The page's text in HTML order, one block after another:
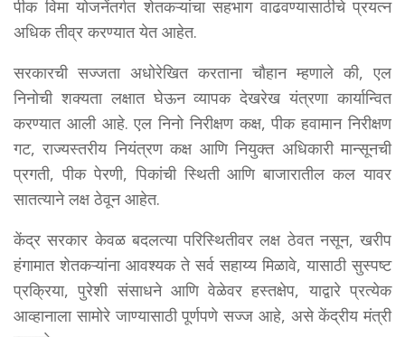
पीक विमा योजनेंतर्गत शेतकऱ्यांचा सहभाग वाढवण्यासाठीचे प्रयत्न
अधिक तीव्र करण्यात येत आहेत.
सरकारची सज्जता अधोरेखित करताना चौहान म्हणाले की, एल
निनोची शक्यता लक्षात घेऊन व्यापक देखरेख यंत्रणा कार्यान्वित
करण्यात आली आहे. एल निनो निरीक्षण कक्ष, पीक हवामान निरीक्षण
गट, राज्यस्तरीय नियंत्रण कक्ष आणि नियुक्त अधिकारी मान्सूनची
प्रगती, पीक पेरणी, पिकांची स्थिती आणि बाजारातील कल यावर
सातत्याने लक्ष ठेवून आहेत.
केंद्र सरकार केवळ बदलत्या परिस्थितीवर लक्ष ठेवत नसून, खरीप
हंगामात शेतकऱ्यांना आवश्यक ते सर्व सहाय्य मिळावे, यासाठी सुस्पष्ट
प्रक्रिया, पुरेशी संसाधने आणि वेळेवर हस्तक्षेप, याद्वारे प्रत्येक
आव्हानाला सामोरे जाण्यासाठी पूर्णपणे सज्ज आहे, असे केंद्रीय मंत्री